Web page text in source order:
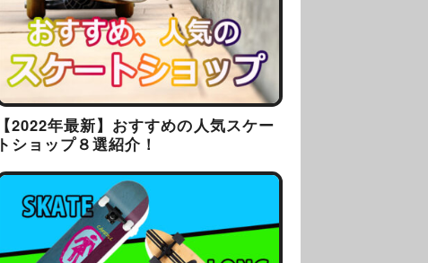
【2022年最新】おすすめの人気スケー
トショップ８選紹介！